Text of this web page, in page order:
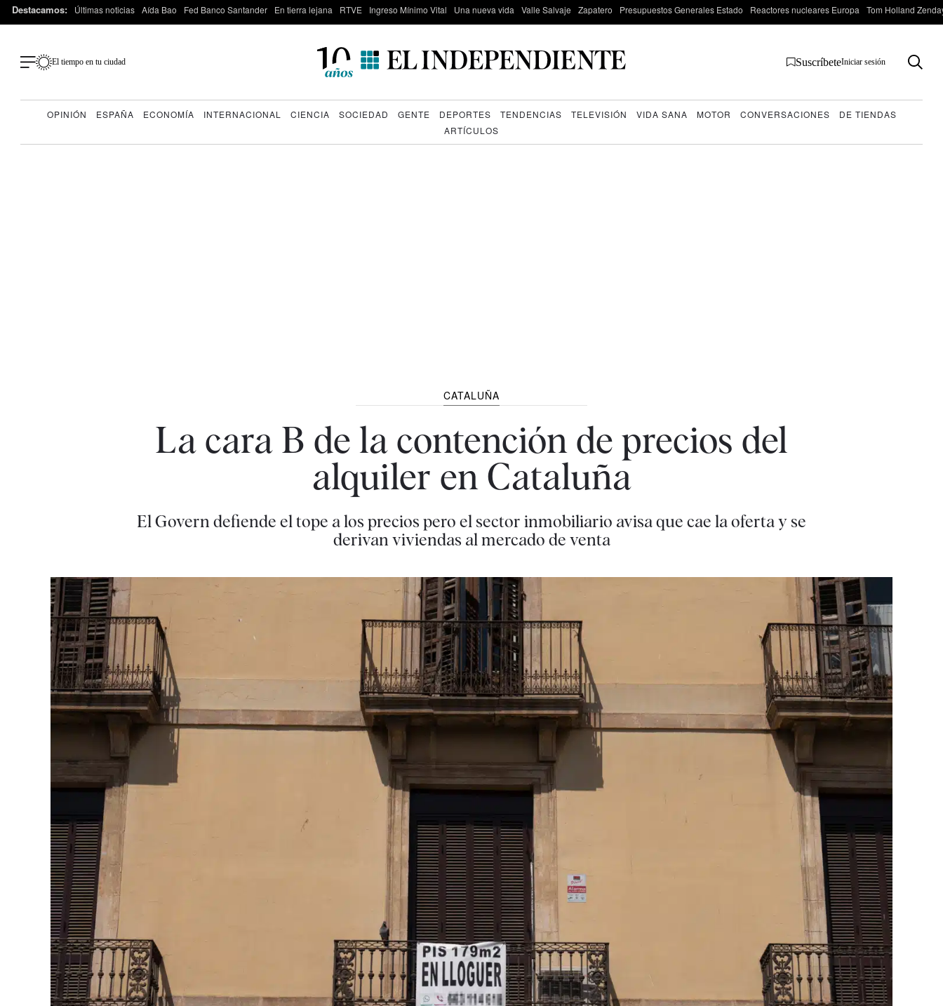
Destacamos: Últimas noticias Aída Bao Fed Banco Santander En tierra lejana RTVE Ingreso Mínimo Vital Una nueva vida Valle Salvaje Zapatero Presupuestos Generales Estado Reactores nucleares Europa Tom Holland
El tiempo en tu ciudad SuscríbeteIniciar sesión
OPINIÓN ESPAÑA ECONOMÍA INTERNACIONAL CIENCIA SOCIEDAD GENTE DEPORTES TENDENCIAS TELEVISIÓN VIDA SANA MOTOR CONVERSACIONES
DE TIENDAS
ARTÍCULOS
CATALUÑA
La cara B de la contención de precios del
alquiler en Cataluña
El Govern defiende el tope a los precios pero el sector inmobiliario avisa que cae la oferta y se
derivan viviendas al mercado de venta